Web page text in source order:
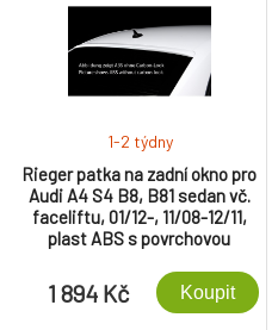
Rieger patka na zadní okno pro
Audi A4 S4 B8, B81 sedan vč.
faceliftu, 01/12-, 11/08-12/11,
plast ABS s povrchovou
1-2 týdny
1 894 Kč Koupit